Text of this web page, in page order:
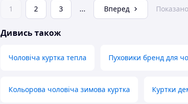
1 2 3 ... Вперед
Дивись також
Чоловіча куртка тепла Пуховики бренд для
Кольорова чоловіча зимова куртка Куртки